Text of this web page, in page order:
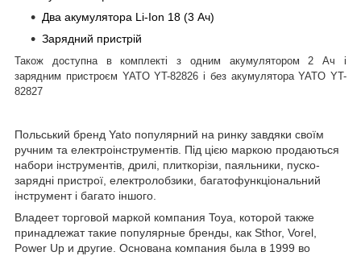
Два акумулятора Li-Ion 18 (3 Ач)
Зарядний пристрій
Також доступна в комплекті з одним акумулятором 2 Ач і
зарядним пристроєм YATO YT-82826 і без акумулятора YATO YT-
82827
Польський бренд Yato популярний на ринку завдяки своїм
ручним та електроінструментів. Під цією маркою продаються
набори інструментів, дрилі, плиткорізи, паяльники, пуско-
зарядні пристрої, електролобзики, багатофункціональний
інструмент і багато іншого.
Владеет торговой маркой компания Toya, которой также
принадлежат такие популярные бренды, как Sthor, Vorel,
Power Up и другие. Основана компания была в 1999 во